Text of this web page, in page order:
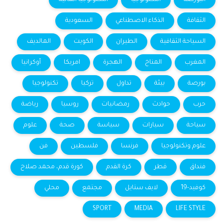
الثقافة الذكاء الاصطناعي السعودية
السياحة الثقافية الطيران الكويت المالديف
المغرب المناخ الهجرة امريكا أوكرانيا
بورصة بيئة تداول تركيا تكنولوجيا
حرب حوادث رمضانيات روسيا رياضة
سياحة سيارات سياسة صحة علوم
علوم وتكنولوجيا فرنسا فلسطين فن
فنداق قطر كرة القدم كورة قدم، محمد صلاح
كوفيد-19 لايف ستايل مجتمع محلي
LIFE STYLE
MEDIA
SPORT